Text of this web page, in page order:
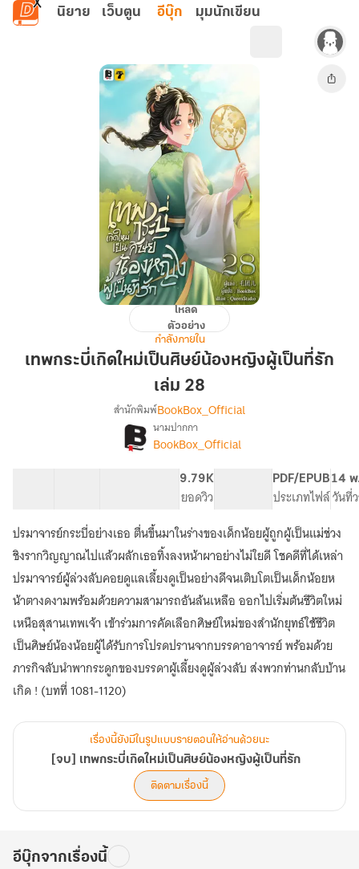
ข้ามไปยังเนื้อหาหลัก
นิยาย เว็บตูน อีบุ๊ก มุมนักเขียน
เกิด
ศิษย์
หญิง
ผู้
ที่รัก
เล่ม
28
โหลด
ตัวอย่าง
กำลังภายใน
เทพกระบี่เกิดใหม่เป็นศิษย์น้องหญิงผู้เป็นที่รัก
เล่ม 28
เรื่อง[จบ]
เทพ
กระบี่
เกิด
ใหม่
เป็น
ศิษย์
น้อง
หญิง
ผู้
เป็น
ที่รัก
สำนักพิมพ์BookBox_Official
นามปากกา
BookBox_Official
9.79K
ยอดวิว
PDF/EPUB
ประเภทไฟล์
14
วันที่
ปรมาจารย์กระบี่อย่างเธอ ตื่นขึ้นมาในร่างของเด็กน้อยผู้ถูกผู้เป็นแม่ช่วง
ชิงรากวิญญาณไปแล้วผลักเธอทิ้งลงหน้าผาอย่างไม่ใยดี โชคดีที่ได้เหล่า
ปรมาจารย์ผู้ล่วงลับคอยดูแลเลี้ยงดูเป็นอย่างดีจนเติบโตเป็นเด็กน้อยห
น้าตางดงามพร้อมด้วยความสามารถอันล้นเหลือ ออกไปเริ่มต้นชีวิตใหม่
เหนือสุสานเทพเจ้า เข้าร่วมการคัดเลือกศิษย์ใหม่ของสำนักยุทธ์ใช้ชีวิต
เป็นศิษย์น้องน้อยผู้ได้รับการโปรดปรานจากบรรดาอาจารย์ พร้อมด้วย
ภารกิจลับนำพากระดูกของบรรดาผู้เลี้ยงดูผู้ล่วงลับ ส่งพวกท่านกลับบ้าน
เกิด ! (บทที่ 1081-1120)
เรื่องนี้ยังมีในรูปแบบรายตอนให้อ่านด้วยนะ
[จบ] เทพกระบี่เกิดใหม่เป็นศิษย์น้องหญิงผู้เป็นที่รัก
ติดตามเรื่องนี้
อีบุ๊กจากเรื่องนี้